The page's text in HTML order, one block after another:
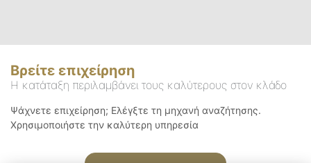
Βρείτε επιχείρηση
Η κατάταξη περιλαμβάνει τους καλύτερους στον κλάδο
Ψάχνετε επιχείρηση; Ελέγξτε τη μηχανή αναζήτησης.
Χρησιμοποιήστε την καλύτερη υπηρεσία